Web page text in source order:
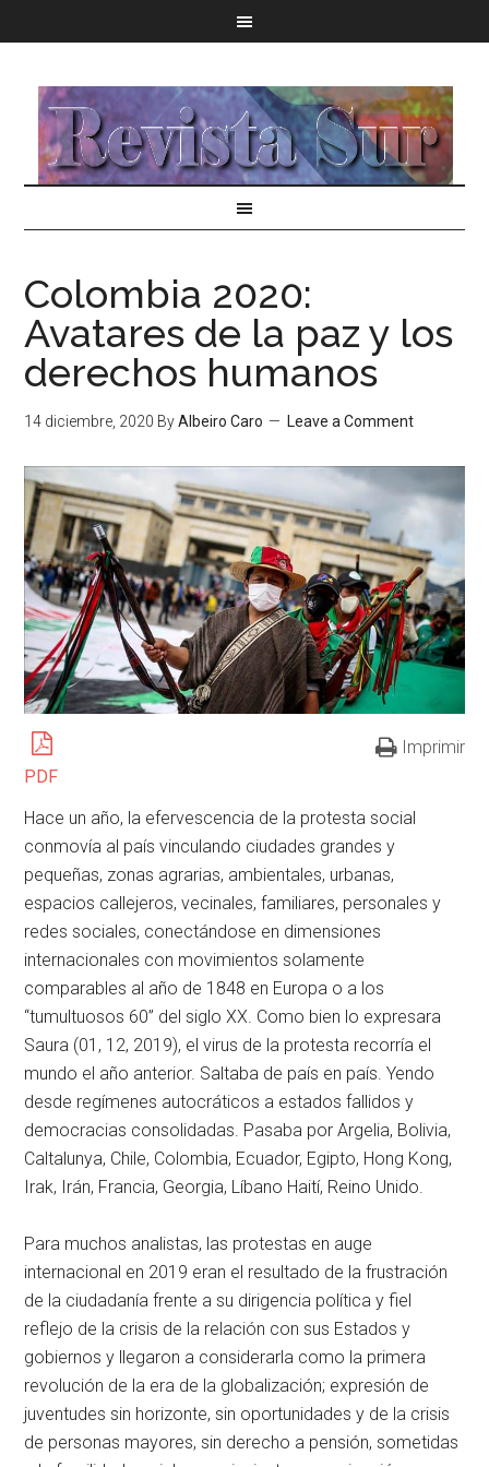
Colombia 2020:
Avatares de la paz y los
derechos humanos
14 diciembre, 2020 ByAlbeiro Caro Leave a Comment
PDF
Imprimir
Hace un año, la efervescencia de la protesta social
conmovía al país vinculando ciudades grandes y
pequeñas, zonas agrarias, ambientales, urbanas,
espacios callejeros, vecinales, familiares, personales y
redes sociales, conectándose en dimensiones
internacionales con movimientos solamente
comparables al año de 1848 en Europa o a los
“tumultuosos 60” del siglo XX. Como bien lo expresara
Saura (01, 12, 2019), el virus de la protesta recorría el
mundo el año anterior. Saltaba de país en país. Yendo
desde regímenes autocráticos a estados fallidos y
democracias consolidadas. Pasaba por Argelia, Bolivia,
Caltalunya, Chile, Colombia, Ecuador, Egipto, Hong Kong,
Irak, Irán, Francia, Georgia, Líbano Haití, Reino Unido.
Para muchos analistas, las protestas en auge
internacional en 2019 eran el resultado de la frustración
de la ciudadanía frente a su dirigencia política y fiel
reflejo de la crisis de la relación con sus Estados y
gobiernos y llegaron a considerarla como la primera
revolución de la era de la globalización; expresión de
juventudes sin horizonte, sin oportunidades y de la crisis
de personas mayores, sin derecho a pensión, sometidas